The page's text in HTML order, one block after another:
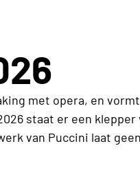
met opera, en
staat er een klepper
van Puccini laat